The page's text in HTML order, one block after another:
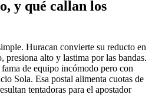
y qué callan los
Huracan convierte su reducto en
alto y lastima por las bandas.
de equipo incómodo pero con
Sola. Esa postal alimenta cuotas de
tentadoras para el apostador